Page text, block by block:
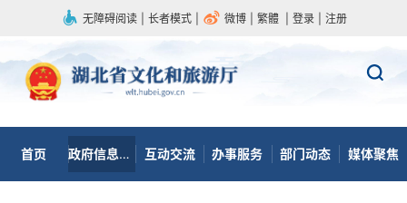
无障碍阅读 长者模式 微博 繁體 登录 注册
首页 政府信息公开 互动交流 办事服务 部门动态 媒体聚焦